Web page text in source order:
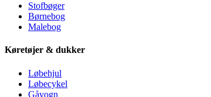
Stofbøger
Børnebog
Malebog
Køretøjer & dukker
Løbehjul
Løbecykel
Gåvogn